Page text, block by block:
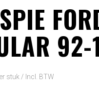
92-
stuk / Incl. BTW